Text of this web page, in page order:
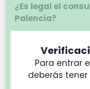
¿Es legal el
Palencia?
Hoy en día, es
españoles e
España vean
marihuana en
Para entrar
deberás